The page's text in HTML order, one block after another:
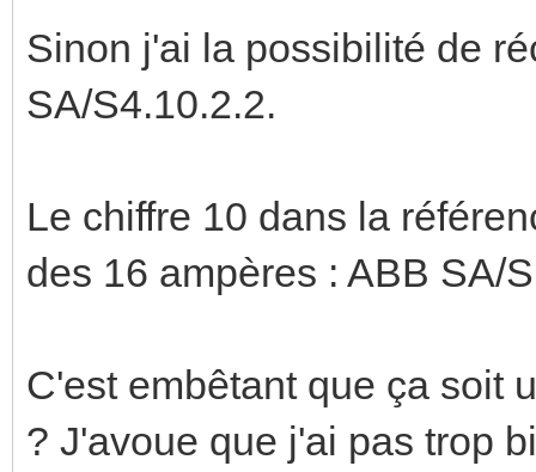
Sinon j'ai la possibilité de
SA/S4.10.2.2.
Le chiffre 10 dans la
des 16 ampères : ABB SA/
C'est embêtant que ça soit
? J'avoue que j'ai pas trop